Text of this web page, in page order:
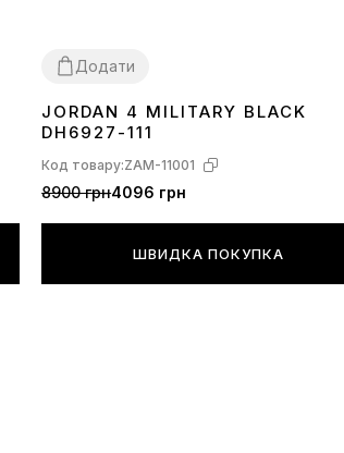
Додати
363738394041424344
JORDAN 4 MILITARY BLACK
DH6927-111
Код товару:ZAM-11001
8900 грн4096 грн
ШВИДКА ПОКУПКА